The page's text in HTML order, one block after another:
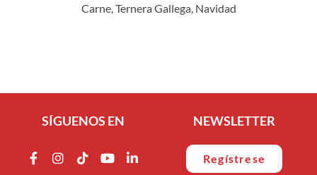
Carne, Ternera Gallega, Navidad
SÍGUENOS EN NEWSLETTER
Regístrese